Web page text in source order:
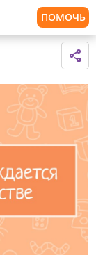
ПОМОЧЬ